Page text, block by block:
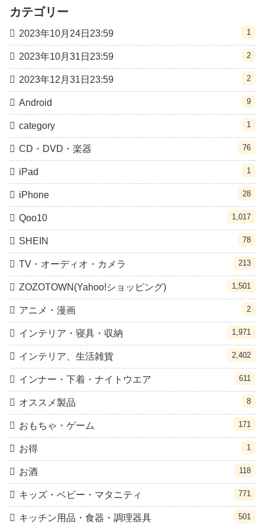
カテゴリー
2023年10月24日23:59 1
2023年10月31日23:59 2
2023年12月31日23:59 2
Android 9
category 1
CD・DVD・楽器 76
iPad 1
iPhone 28
Qoo10 1,017
SHEIN 78
TV・オーディオ・カメラ 213
ZOZOTOWN(Yahoo!ショッピング) 1,501
アニメ・漫画 2
インテリア・寝具・収納 1,971
インテリア、生活雑貨 2,402
インナー・下着・ナイトウエア 611
オススメ製品 8
おもちゃ・ゲーム 171
お得 1
お酒 118
キッズ・ベビー・マタニティ 771
キッチン用品・食器・調理器具 501